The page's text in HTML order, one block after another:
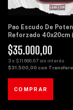
Pao Escudo De
Reforzado 40x20cm
$35.000,00
3x $11.666,67 sin interés
$31.500,00 con